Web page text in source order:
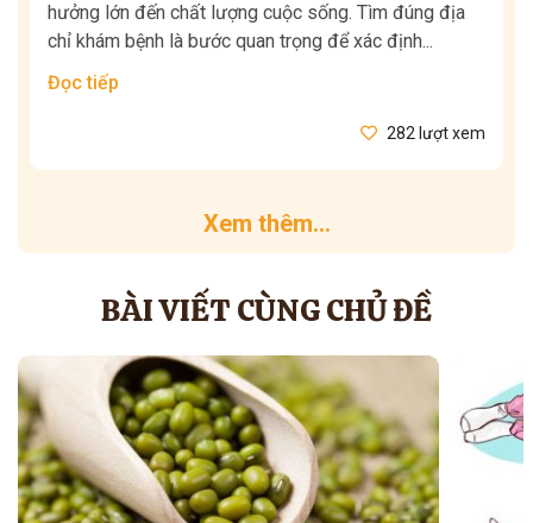
hưởng lớn đến chất lượng cuộc sống. Tìm đúng địa
chỉ khám bệnh là bước quan trọng để xác định...
Đọc tiếp
282 lượt xem
Xem thêm...
BÀI VIẾT CÙNG CHỦ ĐỀ